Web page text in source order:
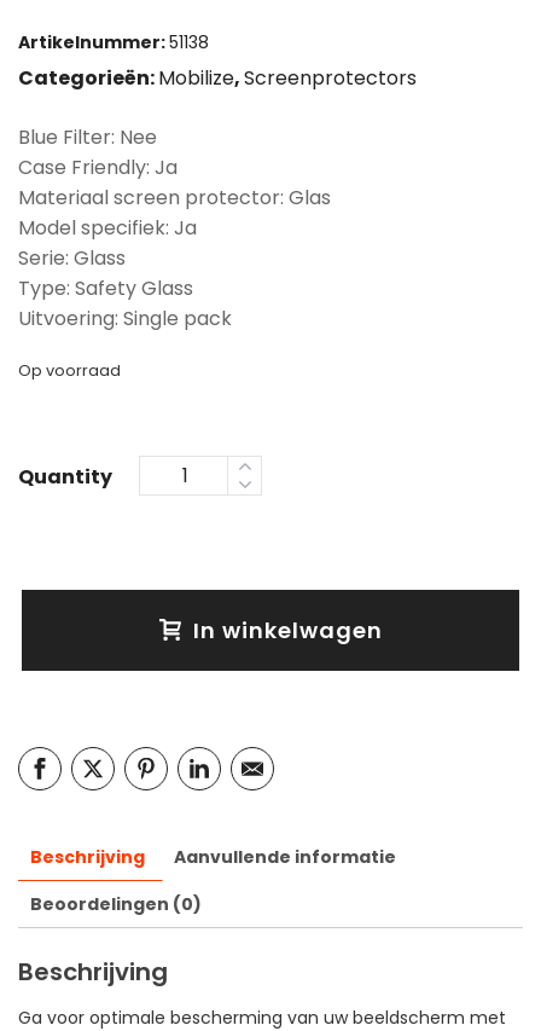
Artikelnummer:51138
Categorieën:Mobilize,Screenprotectors
Blue Filter: Nee
Case Friendly: Ja
Materiaal screen protector: Glas
Model specifiek: Ja
Serie: Glass
Type: Safety Glass
Uitvoering: Single pack
Op voorraad
Quantity
In winkelwagen
Beschrijving
Aanvullende informatie
Beoordelingen (0)
Beschrijving
Ga voor optimale bescherming van uw beeldscherm met